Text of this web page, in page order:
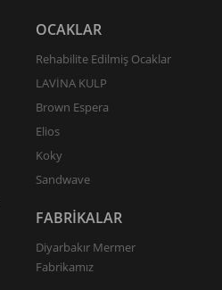
OCAKLAR
Rehabilite Edilmiş Ocaklar
LAVİNA KULP
Brown Espera
Elios
Koky
Sandwave
FABRİKALAR
Diyarbakır Mermer
Fabrikamız